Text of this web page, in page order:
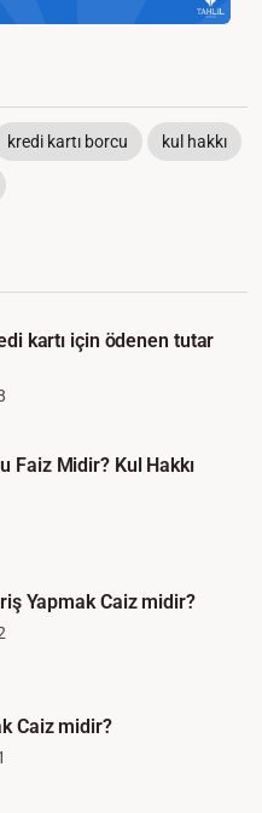
kredi kartı borcu kul hakkı
kartı için ödenen tutar
Faiz Midir? Kul Hakkı
Yapmak Caiz midir?
Caiz midir?